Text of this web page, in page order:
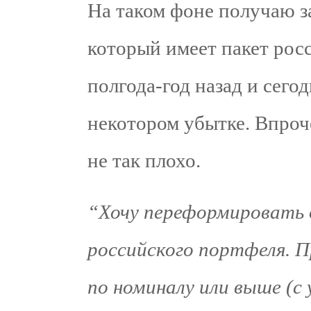
На таком фоне получаю
который имеет пакет
полгода-год назад и
некотором убытке.
не так плохо.
“Хочу переформировать
российского портфеля.
по номиналу или выше (с